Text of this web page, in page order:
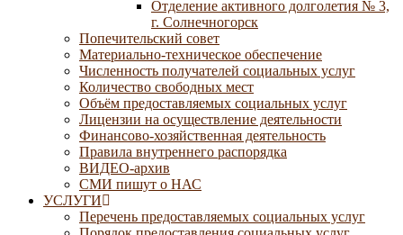
Отделение активного долголетия № 3,
г. Солнечногорск
Попечительский совет
Материально-техническое обеспечение
Численность получателей социальных услуг
Количество свободных мест
Объём предоставляемых социальных услуг
Лицензии на осуществление деятельности
Финансово-хозяйственная деятельность
Правила внутреннего распорядка
ВИДЕО-архив
СМИ пишут о НАС
УСЛУГИ
Перечень предоставляемых социальных услуг